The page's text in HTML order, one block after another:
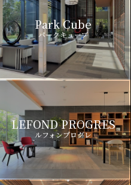
Park Cube
パークキューブ
LEFOND PROGRES
ルフォンプログレ